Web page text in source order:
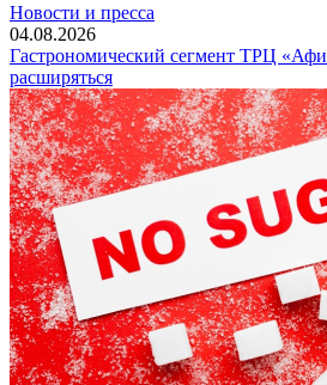
Новости и пресса
04.08.2026
Гастрономический сегмент ТРЦ
расширяться